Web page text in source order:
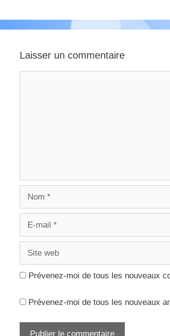
Laisser un commentaire
Prévenez-moi de tous les nouveaux
Prévenez-moi de tous les nouveaux